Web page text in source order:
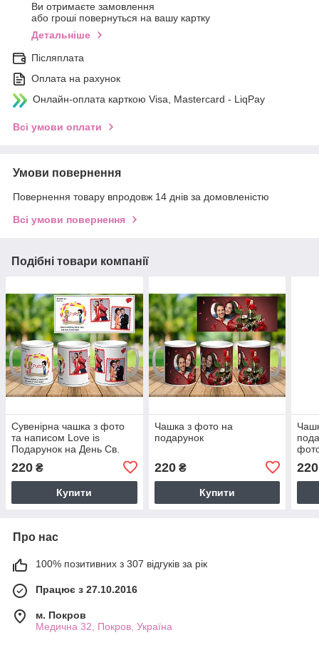
Ви отримаєте замовлення
або гроші повернуться на вашу картку
Детальніше
Післяплата
Оплата на рахунок
Онлайн-оплата карткою Visa, Mastercard - LiqPay
Всі умови оплати
Умови повернення
Повернення товару впродовж 14 днів за домовленістю
Всі умови повернення
Подібні товари компанії
Сувенірна чашка з фото
та написом Love is
Подарунок на День Св.
220 ₴
Купити
Чашка з фото на
подарунок
220₴
Купити
220
Про нас
100% позитивних з 307 відгуків за рік
Працює з 27.10.2016
м. Покров
Медична 32, Покров, Україна